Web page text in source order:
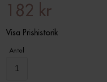
182 kr
Visa Prishistorik
Antal